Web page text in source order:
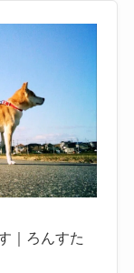
｜ろんすた